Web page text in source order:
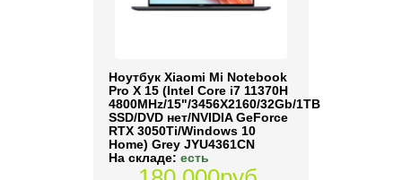
Ноутбук Xiaomi Mi Notebook
Pro X 15 (Intel Core i7 11370H
4800MHz/15"/3456X2160/32Gb/1TB
SSD/DVD нет/NVIDIA GeForce
RTX 3050Ti/Windows 10
Home) Grey JYU4361CN
На складе: есть